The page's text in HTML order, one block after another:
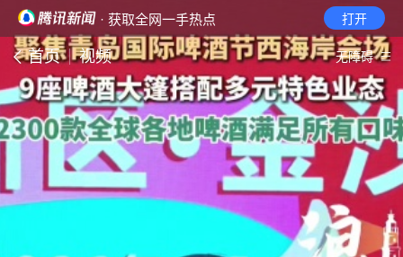
· 获取全网一手热点 打开
首页 视频 无障碍